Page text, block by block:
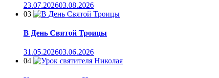
23.07.202603.08.2026
03
В День Святой Троицы
31.05.202603.06.2026
04